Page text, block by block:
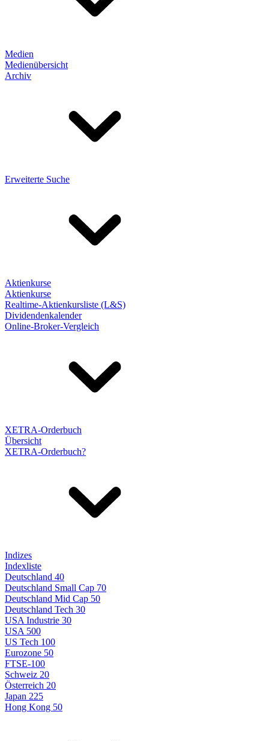
Medien
Medienübersicht
Archiv
Erweiterte Suche
Aktienkurse
Aktienkurse
Realtime-Aktienkursliste (L&S)
Dividendenkalender
Online-Broker-Vergleich
XETRA-Orderbuch
Übersicht
XETRA-Orderbuch?
Indizes
Indexliste
Deutschland 40
Deutschland Small Cap 70
Deutschland Mid Cap 50
Deutschland Tech 30
USA Industrie 30
USA 500
US Tech 100
Eurozone 50
FTSE-100
Schweiz 20
Österreich 20
Japan 225
Hong Kong 50